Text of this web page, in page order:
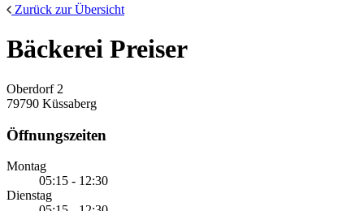
Zurück zur Übersicht
Bäckerei Preiser
Oberdorf 2
79790 Küssaberg
Öffnungszeiten
Montag
05:15 - 12:30
Dienstag